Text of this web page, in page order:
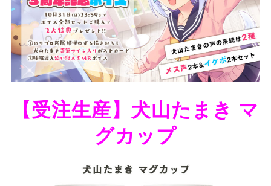
【受注生産】犬山たまき マ
グカップ